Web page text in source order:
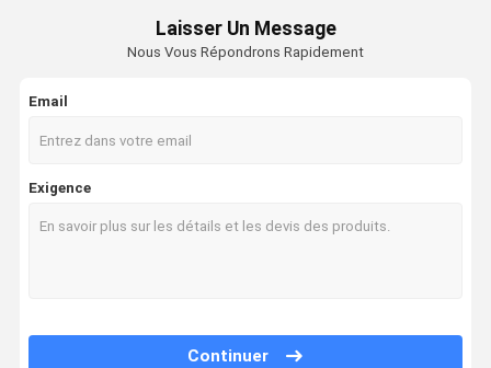
Laisser Un Message
Nous Vous Répondrons Rapidement
Email
Exigence
Continuer